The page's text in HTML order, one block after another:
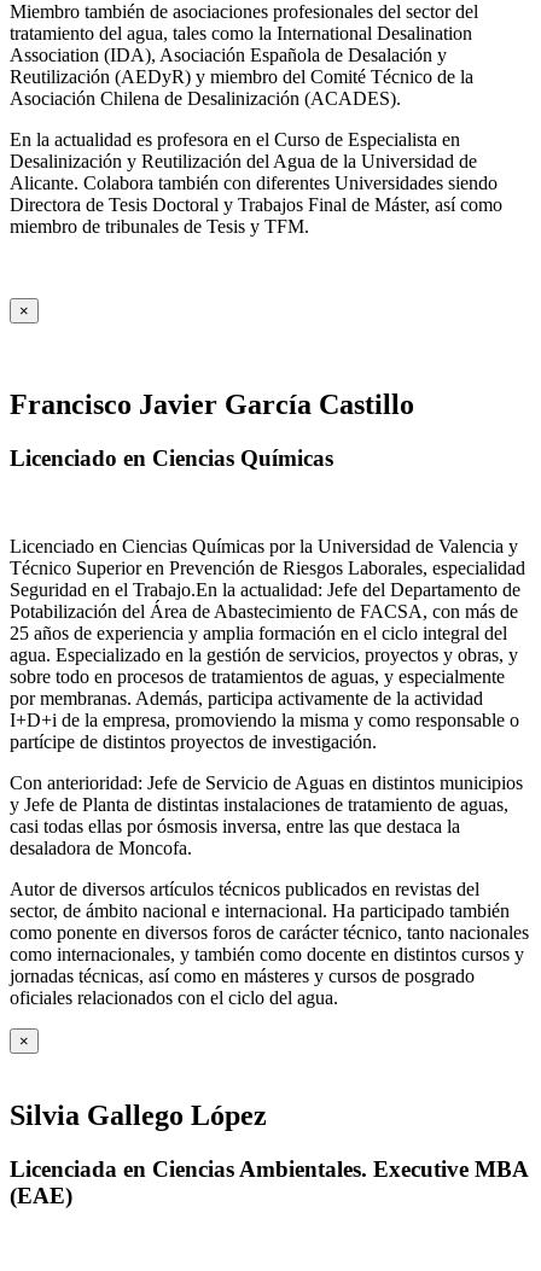
Miembro también de asociaciones profesionales del sector del
tratamiento del agua, tales como la International Desalination
Association (IDA), Asociación Española de Desalación y
Reutilización (AEDyR) y miembro del Comité Técnico de la
Asociación Chilena de Desalinización (ACADES).
En la actualidad es profesora en el Curso de Especialista en
Desalinización y Reutilización del Agua de la Universidad de
Alicante. Colabora también con diferentes Universidades siendo
Directora de Tesis Doctoral y Trabajos Final de Máster, así como
miembro de tribunales de Tesis y TFM.
×
Francisco Javier García Castillo
Licenciado en Ciencias Químicas
Licenciado en Ciencias Químicas por la Universidad de Valencia y
Técnico Superior en Prevención de Riesgos Laborales, especialidad
Seguridad en el Trabajo.En la actualidad: Jefe del Departamento de
Potabilización del Área de Abastecimiento de FACSA, con más de
25 años de experiencia y amplia formación en el ciclo integral del
agua. Especializado en la gestión de servicios, proyectos y obras, y
sobre todo en procesos de tratamientos de aguas, y especialmente
por membranas. Además, participa activamente de la actividad
I+D+i de la empresa, promoviendo la misma y como responsable o
partícipe de distintos proyectos de investigación.
Con anterioridad: Jefe de Servicio de Aguas en distintos municipios
y Jefe de Planta de distintas instalaciones de tratamiento de aguas,
casi todas ellas por ósmosis inversa, entre las que destaca la
desaladora de Moncofa.
Autor de diversos artículos técnicos publicados en revistas del
sector, de ámbito nacional e internacional. Ha participado también
como ponente en diversos foros de carácter técnico, tanto nacionales
como internacionales, y también como docente en distintos cursos y
jornadas técnicas, así como en másteres y cursos de posgrado
oficiales relacionados con el ciclo del agua.
×
Silvia Gallego López
Licenciada en Ciencias Ambientales. Executive MBA
(EAE)